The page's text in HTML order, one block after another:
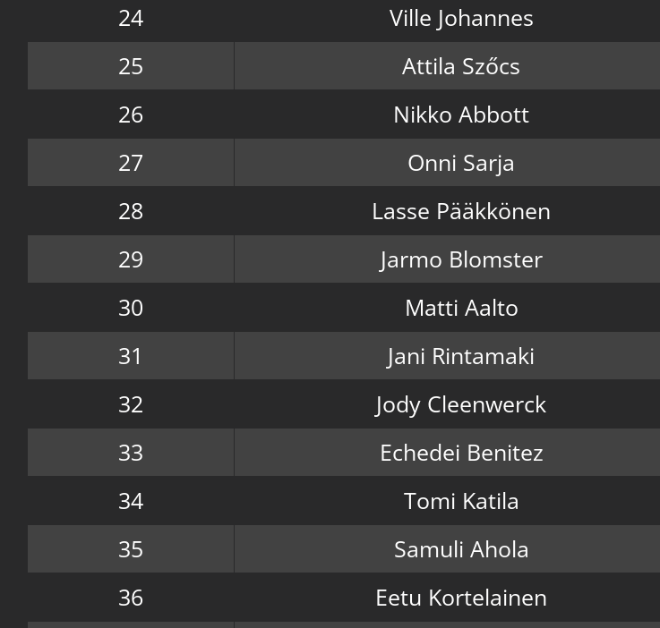
24
Ville Johannes
25
Attila Szőcs
26
Nikko Abbott
27
Onni Sarja
28
Lasse Pääkkönen
29
Jarmo Blomster
30
Matti Aalto
31
Jani Rintamaki
32
Jody Cleenwerck
33
Echedei Benitez
34
Tomi Katila
35
Samuli Ahola
36
Eetu Kortelainen